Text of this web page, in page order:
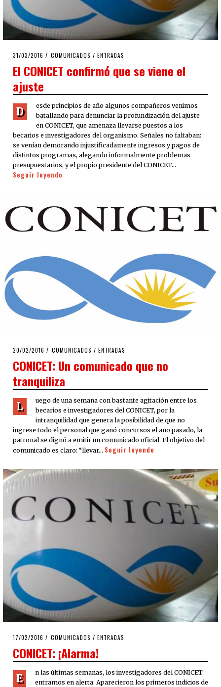
POSTED
31/03/2016 31/03/2016
COMUNICADOS / ENTRADAS
El CONICET confirmó que se viene el
ajuste
D
esde principios de año algunos compañeros venimos
batallando para denunciar la profundización del ajuste
en CONICET, que amenaza llevarse puestos a los
becarios e investigadores del organismo. Señales no faltaban:
se venían demorando injustificadamente ingresos y pagos de
distintos programas, alegando informalmente problemas
presupuestarios, y el propio presidente del CONICET…
Seguir leyendo
POSTED
20/02/2016 COMUNICADOS / ENTRADAS
CONICET: Un comunicado que no
tranquiliza
L
uego de una semana con bastante agitación entre los
becarios e investigadores del CONICET, por la
intranquilidad que genera la posibilidad de que no
ingrese todo el personal que ganó concursos el año pasado, la
patronal se dignó a emitir un comunicado oficial. El objetivo del
comunicado es claro: “llevar… Seguir leyendo
POSTED
17/02/2016 17/02/2016
COMUNICADOS / ENTRADAS
CONICET: ¡Alarma!
E
n las últimas semanas, los investigadores del CONICET
entramos en alerta. Aparecieron los primeros indicios de